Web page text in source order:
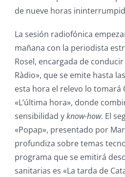
de nueve horas
La sesión radiofónica
mañana con la periodista
Rosel, encargada de
Ràdio», que se emite hasta
esta hora el relevo lo tomará
«L’última hora», donde
sensibilidad yknow-how. El
«Popap», presentado por
profundiza sobre temas
programa que se emitirá
sanitarias es «La tarda de